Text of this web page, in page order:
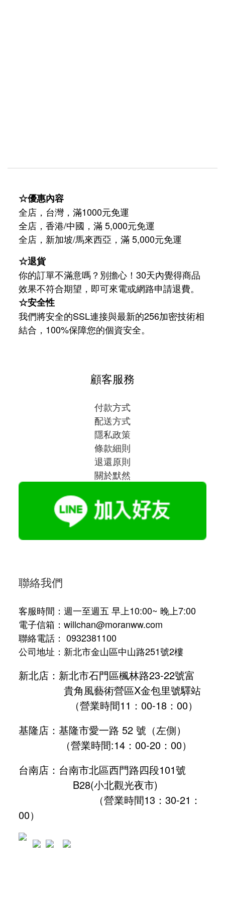
☆優惠內容
全店，台灣，滿1000元免運
全店，香港/中國，滿 5,000元免運
全店，新加坡/馬來西亞，滿 5,000元免運
☆退貨
你的訂單不滿意嗎？別擔心！30天內覺得商品
效果不符合期望，即可來電或網路申請退費。
☆安全性
我們將安全的SSL連接與最新的256加密技術相
結合，100%保障您的個資安全。
顧客服務
付款方式
配送方式
隱私政策
條款細則
退還原則
關於默然
聯絡我們
客服時間：週一至週五 早上10:00~ 晚上7:00
電子信箱：willchan@moranww.com
聯絡電話： 0932381100
公司地址：新北市金山區中山路251號2樓
新北店：新北市石門區楓林路23-22號富
貴角風藝術營區X金包里號驛站
（營業時間11：00-18：00）
基隆店：基隆市愛一路 52 號（左側）
（營業時間:14：00-20：00）
台南店：台南市北區西門路四段101號
B28(小北觀光夜市)
（營業時間13：30-21：
00）